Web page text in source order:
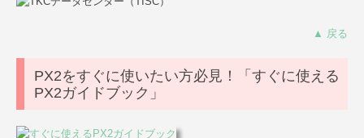
▲ 戻る
PX2をすぐに使いたい方必見！「すぐに使える
PX2ガイドブック」